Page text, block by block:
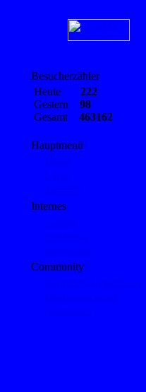
Besucherzähler
Heute 222
Gestern 98
Gesamt 463162
Hauptmenü
Internes
Community